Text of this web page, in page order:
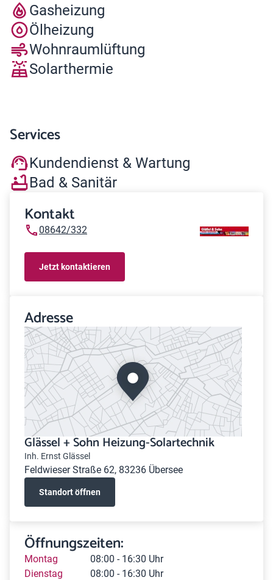
Gasheizung
Ölheizung
Wohnraumlüftung
Solarthermie
Services
Kundendienst & Wartung
Bad & Sanitär
Kontakt
08642/332
Jetzt kontaktieren
Adresse
Glässel + Sohn Heizung-Solartechnik
Inh. Ernst Glässel
Feldwieser Straße 62, 83236 Übersee
Standort öffnen
Öffnungszeiten:
Montag
08:00 - 16:30 Uhr
Dienstag
08:00 - 16:30 Uhr